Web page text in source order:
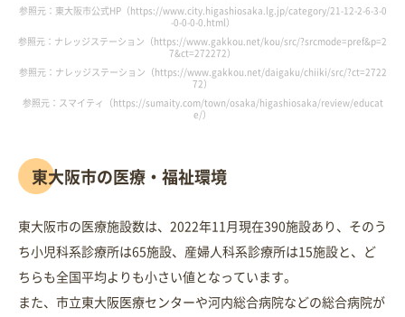
参照元：東大阪市公式HP（https://www.city.higashiosaka.lg.jp/category/21-12-2-6-3-0
-0-0-0-0.html）
参照元：ナレッジステーション（https://www.gakkou.net/kou/src/?srcmode=pref&p=2
7&ct=272272）
参照元：ナレッジステーション（https://www.gakkou.net/daigaku/chiiki/src/?ct=2722
72）
参照元：スマイティ（https://sumaity.com/town/osaka/higashiosaka/review/educat
e/）
東大阪市の医療・福祉環境
東大阪市の医療施設数は、2022年11月現在390施設あり、そのう
ち小児科系診療所は65施設、産婦人科系診療所は15施設と、ど
ちらも全国平均よりも小さい値となっています。
また、市立東大阪医療センターや河内総合病院などの総合病院が